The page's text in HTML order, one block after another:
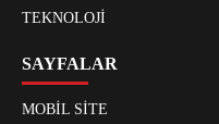
TEKNOLOJİ
SAYFALAR
MOBİL SİTE